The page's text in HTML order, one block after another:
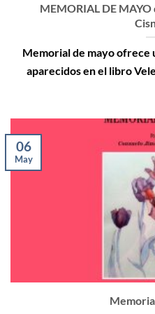
MEMORIAL DE
Memorial de mayo ofrece
aparecidos en el libro
06
May